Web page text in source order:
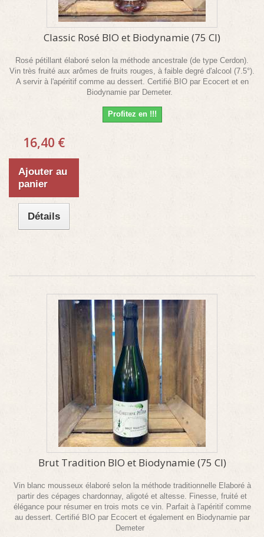
Classic Rosé BIO et Biodynamie (75 Cl)
Rosé pétillant élaboré selon la méthode ancestrale (de type Cerdon).
Vin très fruité aux arômes de fruits rouges, à faible degré d'alcool (7.5°).
A servir à l'apéritif comme au dessert. Certifié BIO par Ecocert et en
Biodynamie par Demeter.
Profitez en !!!
16,40 €
Ajouter au
panier
Détails
Brut Tradition BIO et Biodynamie (75 Cl)
Vin blanc mousseux élaboré selon la méthode traditionnelle Elaboré à
partir des cépages chardonnay, aligoté et altesse. Finesse, fruité et
élégance pour résumer en trois mots ce vin. Parfait à l'apéritif comme
au dessert. Certifié BIO par Ecocert et également en Biodynamie par
Demeter